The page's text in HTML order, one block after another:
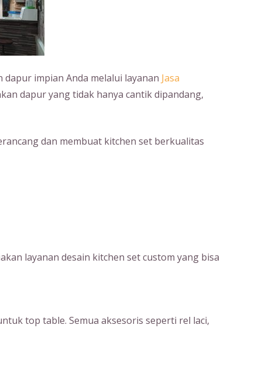
impian Anda melalui layanan Jasa
dapur yang tidak hanya cantik dipandang,
dan membuat kitchen set berkualitas
layanan desain kitchen set custom yang bisa
top table. Semua aksesoris seperti rel laci,